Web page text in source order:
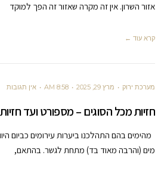
אזור השרון. אין זה מקרה שאזור זה הפך למוקד
קרא עוד ←
מערכת ירוק מרץ 29, 2025 8:58 AM אין תגובות
חזיות מכל הסוגים – מספורט ועד
מהימים בהם התהלכנו ביערות עירומים כביום
מים (והרבה מאוד בד) מתחת לגשר. בהתאם,